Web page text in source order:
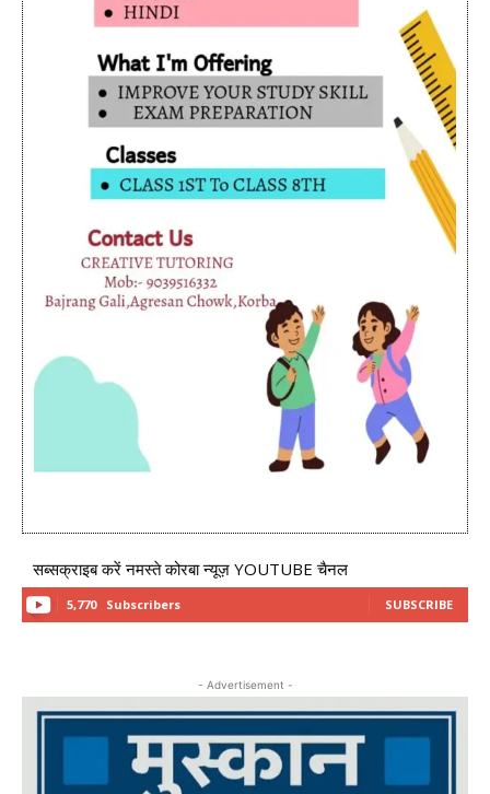
सब्सक्राइब करें नमस्ते कोरबा न्यूज़ YOUTUBE चैनल
5,770 Subscribers SUBSCRIBE
- Advertisement -